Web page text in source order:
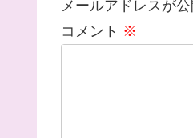
メールアドレスが
コメント ※